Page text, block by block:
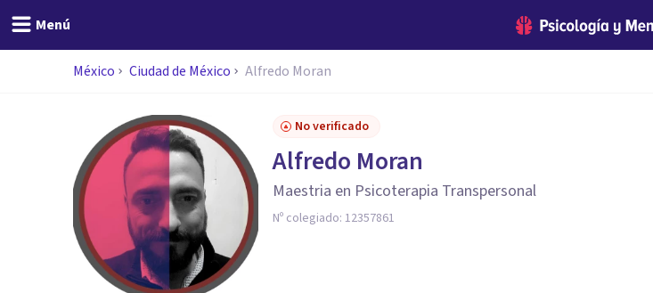
Menú
México Ciudad de México Alfredo Moran
No verificado
Alfredo Moran
Maestria en Psicoterapia Transpersonal
Nº colegiado: 12357861